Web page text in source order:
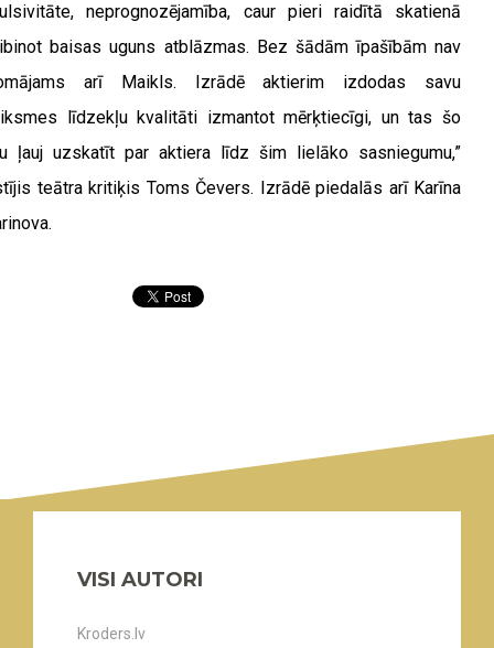
neprognozējamība, caur pieri raidītā skatienā
baisas uguns atblāzmas. Bez šādām īpašībām nav
arī Maikls. Izrādē aktierim izdodas savu
līdzekļu kvalitāti izmantot mērķtiecīgi, un tas šo
ļauj uzskatīt par aktiera līdz šim lielāko sasniegumu,”
teātra kritiķis Toms Čevers. Izrādē piedalās arī Karīna
VISI AUTORI
Kroders.lv